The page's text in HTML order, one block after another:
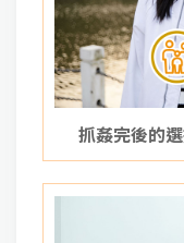
抓姦完後的